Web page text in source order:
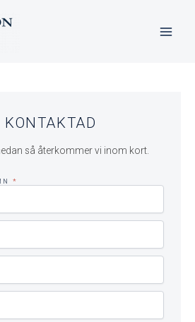
KONTAKTAD
så återkommer vi inom kort.
*